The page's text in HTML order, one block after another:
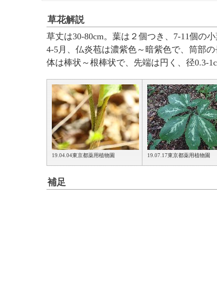
草花解説
草丈は30-80cm。葉は２個つき、7-11個の
4-5月、仏炎苞は濃紫色～暗紫色で、筒部
体は棒状～根棒状で、先端は円く、径0.3-
19.04.04東京都薬用植物園 19.07.17東京都薬用植物園
補足